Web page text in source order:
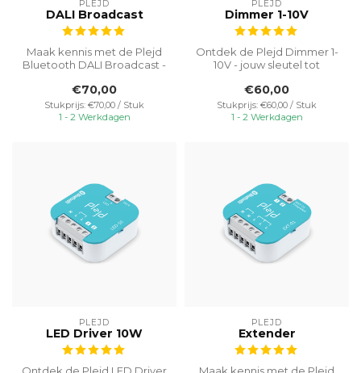
PLEJD
DALI Broadcast
Maak kennis met de Plejd
Bluetooth DALI Broadcast -
geava...
€70,00
Stukprijs: €70,00 / Stuk
1 - 2 Werkdagen
PLEJD
Dimmer 1-10V
Ontdek de Plejd Dimmer 1-
10V - jouw sleutel tot
verlichtingsregelin...
€60,00
Stukprijs: €60,00 / Stuk
1 - 2 Werkdagen
PLEJD
LED Driver 10W
PLEJD
Extender